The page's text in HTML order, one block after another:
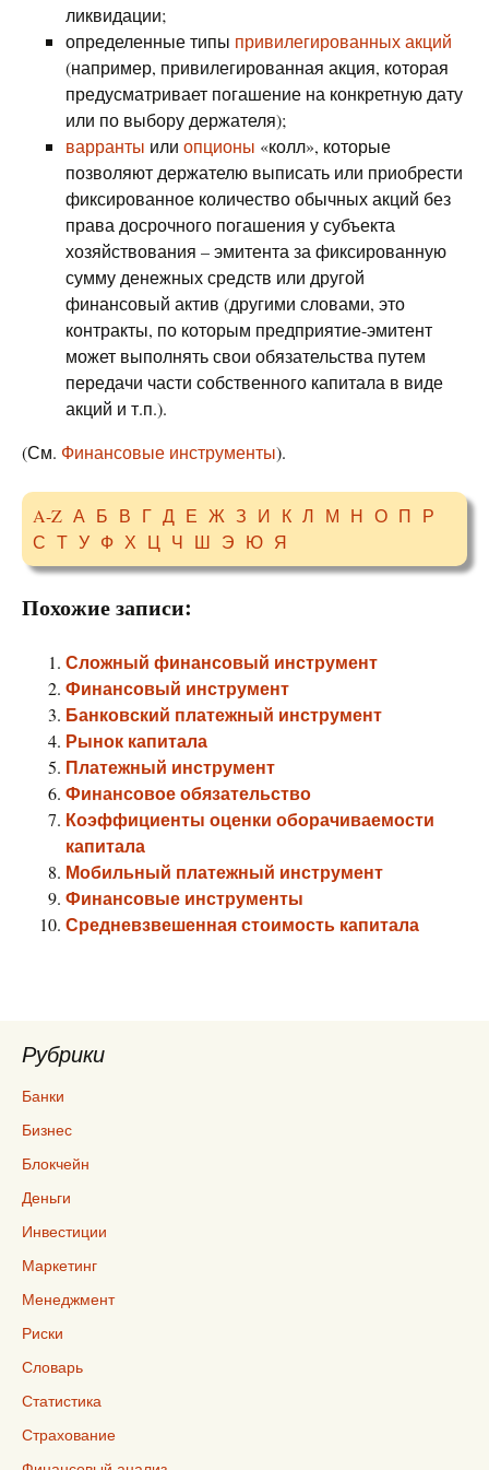
ликвидации;
определенные типы привилегированных акций
(например, привилегированная акция, которая
предусматривает погашение на конкретную дату
или по выбору держателя);
варранты или опционы «колл», которые
позволяют держателю выписать или приобрести
фиксированное количество обычных акций без
права досрочного погашения у субъекта
хозяйствования – эмитента за фиксированную
сумму денежных средств или другой
финансовый актив (другими словами, это
контракты, по которым предприятие-эмитент
может выполнять свои обязательства путем
передачи части собственного капитала в виде
акций и т.п.).
(См. Финансовые инструменты).
A-Z А Б В Г Д Е Ж З И К Л М Н О П Р
С Т У Ф Х Ц Ч Ш Э Ю Я
Похожие записи:
Сложный финансовый инструмент
Финансовый инструмент
Банковский платежный инструмент
Рынок капитала
Платежный инструмент
Финансовое обязательство
Коэффициенты оценки оборачиваемости
капитала
Мобильный платежный инструмент
Финансовые инструменты
Средневзвешенная стоимость капитала
Рубрики
Банки
Бизнес
Блокчейн
Деньги
Инвестиции
Маркетинг
Менеджмент
Риски
Словарь
Статистика
Страхование